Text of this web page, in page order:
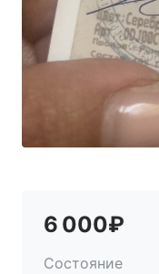
6 000₽
Состояние